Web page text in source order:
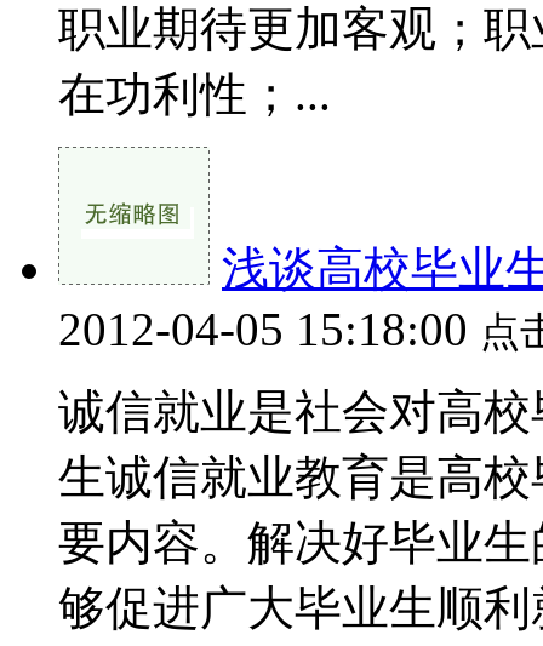
职业期待更加客观；
在功利性；...
浅谈高校毕业
2012-04-05 15:18:00 点
诚信就业是社会对高
生诚信就业教育是高
要内容。解决好毕业
够促进广大毕业生顺